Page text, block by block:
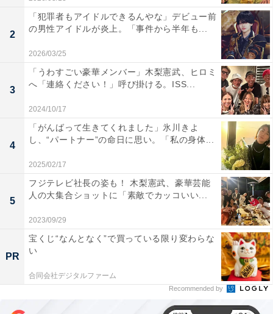
2
「犯罪者もアイドルできるんやな」デビュー前
の男性アイドルが炎上。「事件から半年も...
2026/03/25
3
「うわすごい豪華メンバー」木梨憲武、ヒロミ
へ「連絡ください！」呼び掛ける。ISS...
2024/10/17
4
「がんばって生きてくれました」氷川きよ
し、“パートナー”の命日に思い。「私の身体...
2025/02/17
5
フジテレビ社長の姿も！ 木梨憲武、豪華芸能
人の大集合ショットに「素敵でカッコいい...
2023/09/29
PR
宝くじ“なんとなく”で買っている限り変わらな
い
合同会社デジタルファーム
Recommended by